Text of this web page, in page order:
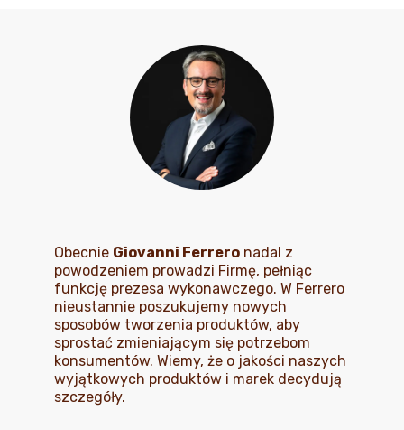
Obecnie Giovanni Ferrero nadal z
powodzeniem prowadzi Firmę, pełniąc
funkcję prezesa wykonawczego. W Ferrero
nieustannie poszukujemy nowych
sposobów tworzenia produktów, aby
sprostać zmieniającym się potrzebom
konsumentów. Wiemy, że o jakości naszych
wyjątkowych produktów i marek decydują
szczegóły.